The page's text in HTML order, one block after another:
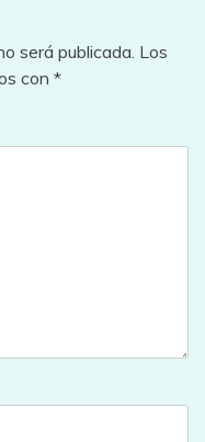
será publicada. Los
con *